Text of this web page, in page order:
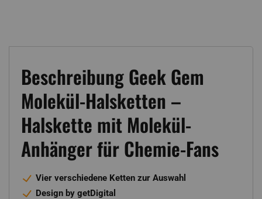
Beschreibung Geek Gem
Molekül-Halsketten –
Halskette mit Molekül-
Anhänger für Chemie-Fans
Vier verschiedene Ketten zur Auswahl
Design by getDigital